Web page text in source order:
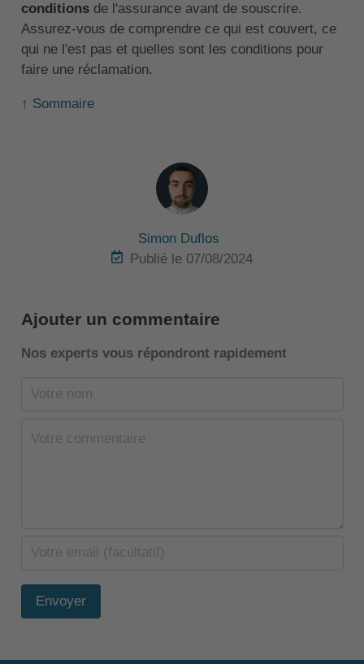
conditionsde l'assurance avant de souscrire.
Assurez-vous de comprendre ce qui est couvert, ce
qui ne l'est pas et quelles sont les conditions pour
faire une réclamation.
↑ Sommaire
Simon Duflos
Publié le 07/08/2024
Ajouter un commentaire
Nos experts vous répondront rapidement
Envoyer